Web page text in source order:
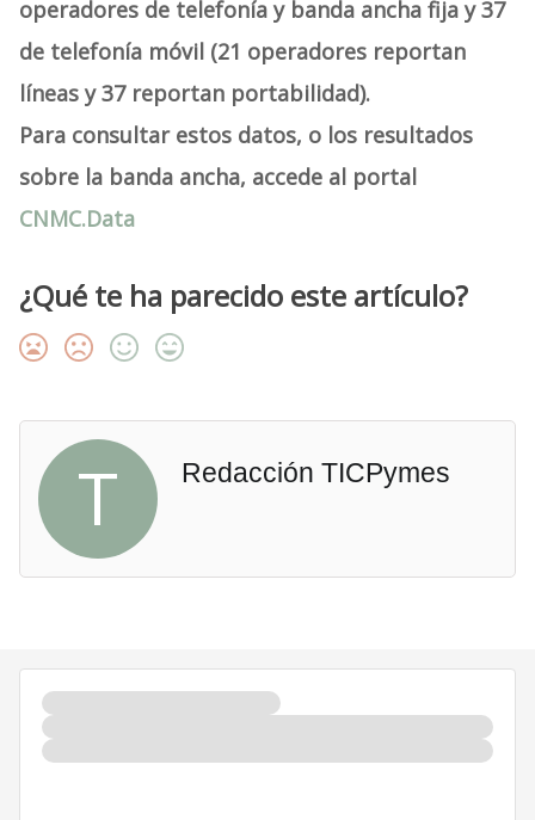
operadores de telefonía y banda ancha fija y 37
de telefonía móvil (21 operadores reportan
líneas y 37 reportan portabilidad).
Para consultar estos datos, o los resultados
sobre la banda ancha, accede al portal
CNMC.Data
¿Qué te ha parecido este artículo?
T Redacción TICPymes